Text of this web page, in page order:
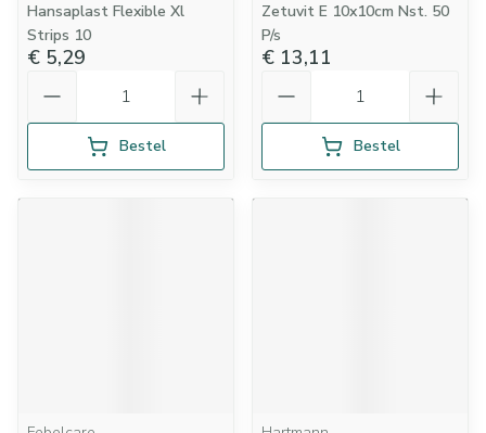
Hansaplast Flexible Xl
Strips 10
€ 5,29
Bestel
Zetuvit E 10x10cm Nst. 50
P/s
€ 13,11
Bestel